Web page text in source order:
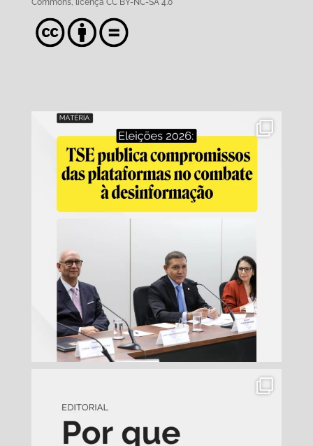
Commons, licença CC BY-NC-SA 4.0